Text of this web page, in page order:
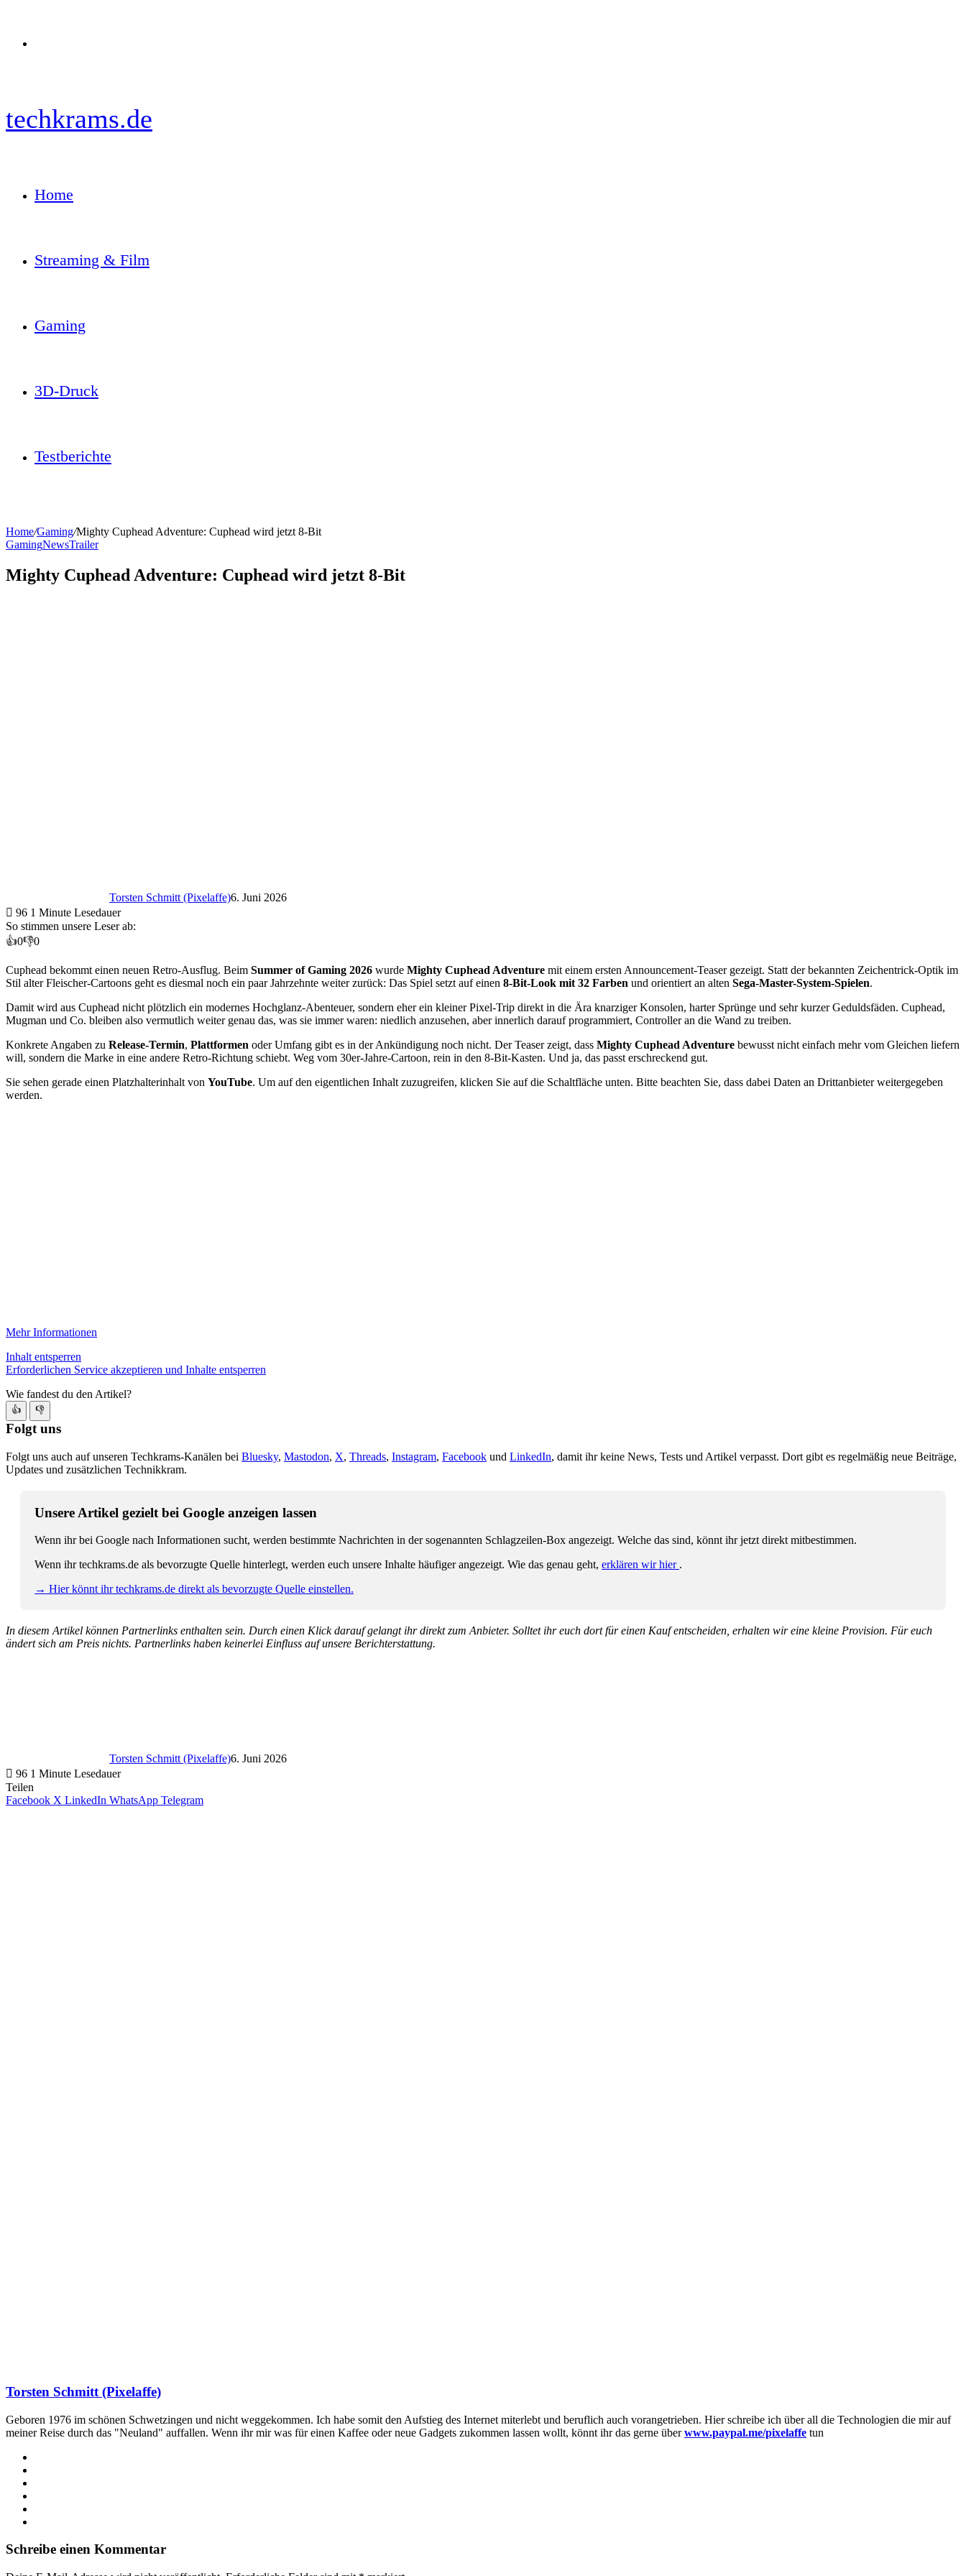
techkrams.de
Home
Streaming & Film
Gaming
3D-Druck
Testberichte
Home/Gaming/Mighty Cuphead Adventure: Cuphead wird jetzt 8-Bit
GamingNewsTrailer
Mighty Cuphead Adventure: Cuphead wird jetzt 8-Bit
Torsten Schmitt (Pixelaffe)6. Juni 2026
96 1 Minute Lesedauer
So stimmen unsere Leser ab:
👍0👎0
Cuphead bekommt einen neuen Retro-Ausflug. Beim Summer of Gaming 2026 wurde Mighty Cuphead Adventure mit einem ersten Announcement-Teaser gezeigt. Statt der bekannten Zeichentrick-Optik im
Stil alter Fleischer-Cartoons geht es diesmal noch ein paar Jahrzehnte weiter zurück: Das Spiel setzt auf einen 8-Bit-Look mit 32 Farben und orientiert an alten Sega-Master-System-Spielen.
Damit wird aus Cuphead nicht plötzlich ein modernes Hochglanz-Abenteuer, sondern eher ein kleiner Pixel-Trip direkt in die Ära knarziger Konsolen, harter Sprünge und sehr kurzer Geduldsfäden. Cuphead,
Mugman und Co. bleiben also vermutlich weiter genau das, was sie immer waren: niedlich anzusehen, aber innerlich darauf programmiert, Controller an die Wand zu treiben.
Konkrete Angaben zu Release-Termin, Plattformen oder Umfang gibt es in der Ankündigung noch nicht. Der Teaser zeigt, dass Mighty Cuphead Adventure bewusst nicht einfach mehr vom Gleichen liefern
will, sondern die Marke in eine andere Retro-Richtung schiebt. Weg vom 30er-Jahre-Cartoon, rein in den 8-Bit-Kasten. Und ja, das passt erschreckend gut.
Sie sehen gerade einen Platzhalterinhalt von YouTube. Um auf den eigentlichen Inhalt zuzugreifen, klicken Sie auf die Schaltfläche unten. Bitte beachten Sie, dass dabei Daten an Drittanbieter weitergegeben
werden.
Mehr Informationen
Inhalt entsperren
Erforderlichen Service akzeptieren und Inhalte entsperren
Wie fandest du den Artikel?
👍 👎
Folgt uns
Folgt uns auch auf unseren Techkrams-Kanälen bei Bluesky, Mastodon, X, Threads, Instagram, Facebook und LinkedIn, damit ihr keine News, Tests und Artikel verpasst. Dort gibt es regelmäßig neue Beiträge,
Updates und zusätzlichen Technikkram.
Unsere Artikel gezielt bei Google anzeigen lassen
Wenn ihr bei Google nach Informationen sucht, werden bestimmte Nachrichten in der sogenannten Schlagzeilen-Box angezeigt. Welche das sind, könnt ihr jetzt direkt mitbestimmen.
Wenn ihr techkrams.de als bevorzugte Quelle hinterlegt, werden euch unsere Inhalte häufiger angezeigt. Wie das genau geht, erklären wir hier .
→ Hier könnt ihr techkrams.de direkt als bevorzugte Quelle einstellen.
In diesem Artikel können Partnerlinks enthalten sein. Durch einen Klick darauf gelangt ihr direkt zum Anbieter. Solltet ihr euch dort für einen Kauf entscheiden, erhalten wir eine kleine Provision. Für euch
ändert sich am Preis nichts. Partnerlinks haben keinerlei Einfluss auf unsere Berichterstattung.
Torsten Schmitt (Pixelaffe)6. Juni 2026
96 1 Minute Lesedauer
Teilen
Facebook X LinkedIn WhatsApp Telegram
Torsten Schmitt (Pixelaffe)
Geboren 1976 im schönen Schwetzingen und nicht weggekommen. Ich habe somit den Aufstieg des Internet miterlebt und beruflich auch vorangetrieben. Hier schreibe ich über all die Technologien die mir auf
meiner Reise durch das "Neuland" auffallen. Wenn ihr mir was für einen Kaffee oder neue Gadgets zukommen lassen wollt, könnt ihr das gerne überwww.paypal.me/pixelaffe tun
Schreibe einen Kommentar